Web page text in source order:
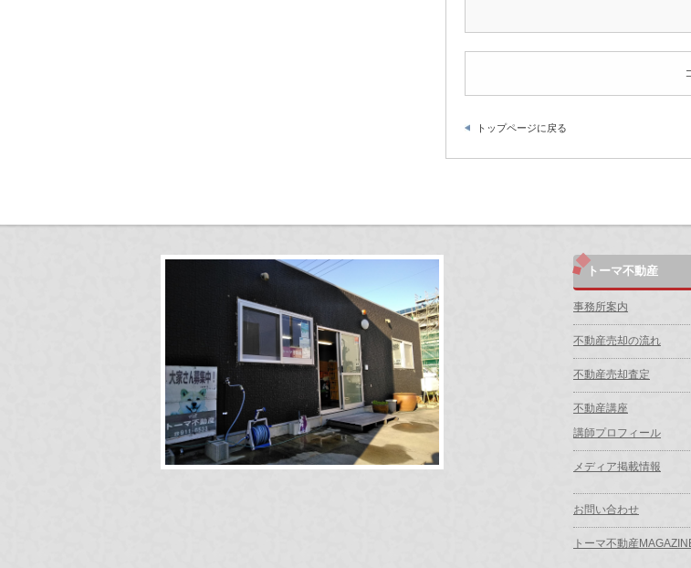
トップページに戻る
トーマ不動産
事務所案内
不動産売却の流れ
不動産売却査定
不動産講座
講師プロフィール
メディア掲載情報
お問い合わせ
トーマ不動産